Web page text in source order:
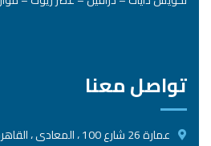
تواصل معنا
عمارة 26 شارع 100 ، المعادى ، القاهرة